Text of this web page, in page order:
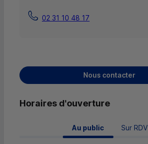
02 31 10 48 17
Nous contacter
Horaires d'ouverture
Au public Sur RDV